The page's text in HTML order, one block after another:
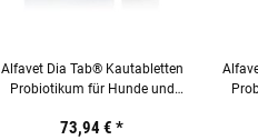
Alfavet Dia Tab® Kautabletten
Probiotikum für Hunde und
Tabletten
73,94 € *